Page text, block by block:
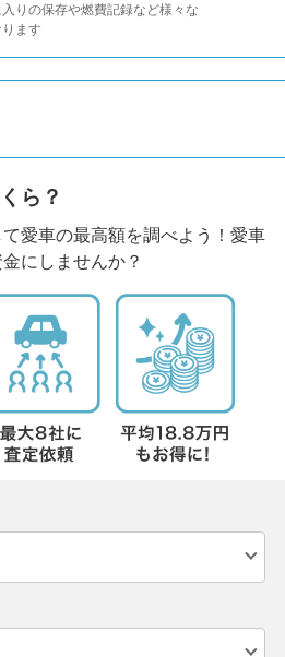
りの保存や燃費記録など様々な
ます
ら？
愛車の最高額を調べよう！愛車
にしませんか？